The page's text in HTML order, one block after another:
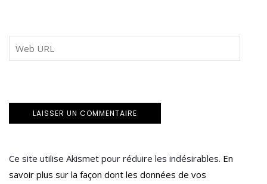
Ce site utilise Akismet pour réduire les indésirables. En
savoir plus sur la façon dont les données de vos